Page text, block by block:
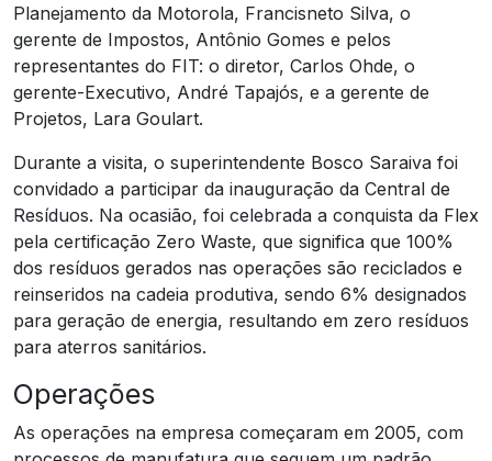
Planejamento da Motorola, Francisneto Silva, o
gerente de Impostos, Antônio Gomes e pelos
representantes do FIT: o diretor, Carlos Ohde, o
gerente-Executivo, André Tapajós, e a gerente de
Projetos, Lara Goulart.
Durante a visita, o superintendente Bosco Saraiva foi
convidado a participar da inauguração da Central de
Resíduos. Na ocasião, foi celebrada a conquista da Flex
pela certificação Zero Waste, que significa que 100%
dos resíduos gerados nas operações são reciclados e
reinseridos na cadeia produtiva, sendo 6% designados
para geração de energia, resultando em zero resíduos
para aterros sanitários.
Operações
As operações na empresa começaram em 2005, com